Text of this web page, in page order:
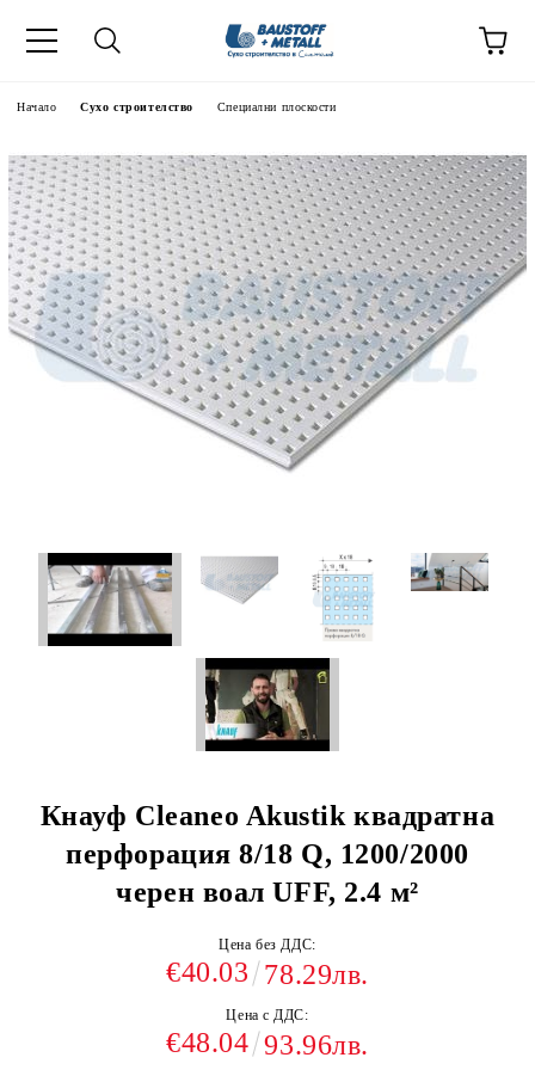
Начало Сухо строителство Специални плоскости
Кнауф Cleaneo Akustik квадратна
перфорация 8/18 Q, 1200/2000
черен воал UFF, 2.4 м²
Цена без ДДС:
€40.03 78.29лв.
Цена с ДДС:
€48.04 93.96лв.